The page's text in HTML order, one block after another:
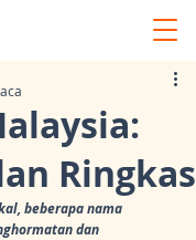
Ringkas
beberapa nama
dan